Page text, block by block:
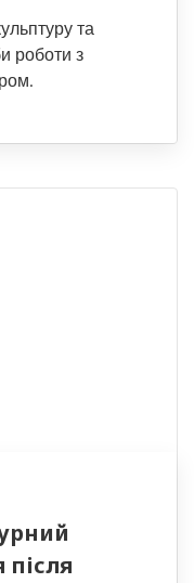
та
роботи з
після